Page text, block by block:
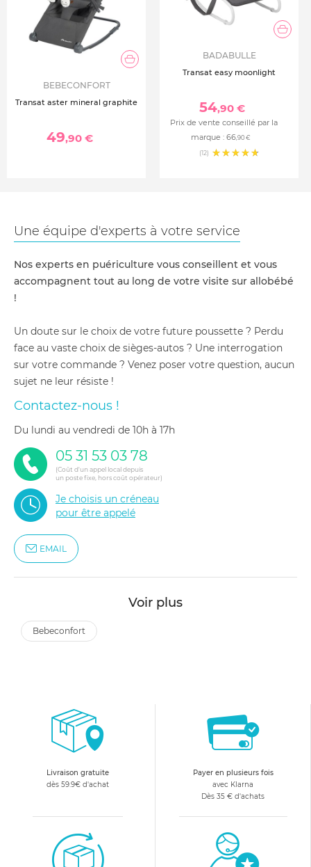
BEBECONFORT
Transat aster mineral graphite
49,90 €
BADABULLE
Transat easy moonlight
54,90 €
Prix de vente conseillé par la
marque : 66,90 €
(12)
Une équipe d'experts à votre service
Nos experts en puériculture vous conseillent et vous
accompagnent tout au long de votre visite sur allobébé
!
Un doute sur le choix de votre future poussette ? Perdu
face au vaste choix de sièges-autos ? Une interrogation
sur votre commande ? Venez poser votre question, aucun
sujet ne leur résiste !
Contactez-nous !
du lundi au vendredi de 10h à 17h
05 31 53 03 78
(Coût d'un appel local depuis
un poste fixe, hors coût opérateur)
Je choisis un créneau
pour être appelé
EMAIL
Voir plus
bebeconfort
Livraison gratuite
dès 59.9€ d'achat
Payer en plusieurs fois
avec Klarna
Dès 35 € d'achats